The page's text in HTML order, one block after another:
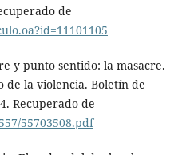
de
y punto sentido: la masacre.
de la violencia. Boletín de
Recuperado de
55703508.pdf